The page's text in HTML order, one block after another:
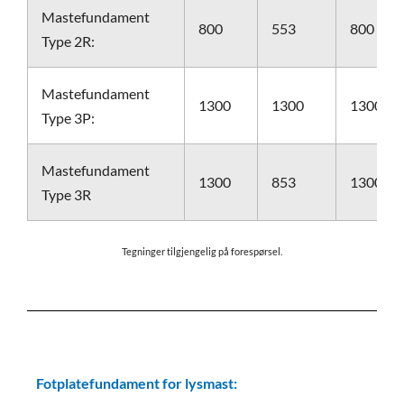
Mastefundament
Type 2R:
800 553 800
Mastefundament
Type 3P:
1300 1300 1300
Mastefundament
Type 3R
1300 853 1300
Tegninger tilgjengelig på forespørsel.
Fotplatefundament for lysmast: